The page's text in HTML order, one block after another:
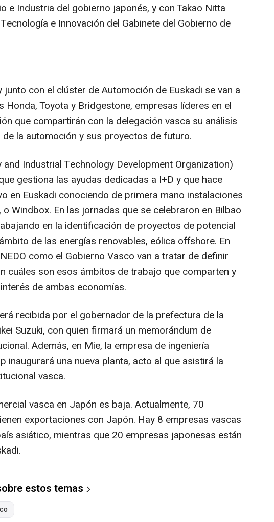
e Industria del gobierno japonés, y con Takao Nitta
e Innovación del Gabinete del Gobierno de
junto con el clúster de Automoción de Euskadi se van a
Honda, Toyota y Bridgestone, empresas líderes en el
que compartirán con la delegación vasca su análisis
la automoción y sus proyectos de futuro.
and Industrial Technology Development Organization)
gestiona las ayudas dedicadas a I+D y que hace
en Euskadi conociendo de primera mano instalaciones
Windbox. En las jornadas que se celebraron en Bilbao
en la identificación de proyectos de potencial
de las energías renovables, eólica offshore. En
como el Gobierno Vasco van a tratar de definir
cuáles son esos ámbitos de trabajo que comparten y
de ambas economías.
recibida por el gobernador de la prefectura de la
Suzuki, con quien firmará un memorándum de
Además, en Mie, la empresa de ingeniería
inaugurará una nueva planta, acto al que asistirá la
vasca.
vasca en Japón es baja. Actualmente, 70
exportaciones con Japón. Hay 8 empresas vascas
asiático, mientras que 20 empresas japonesas están
estos temas